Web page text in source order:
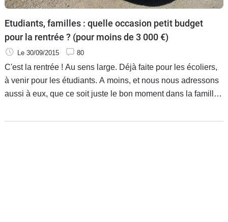
Etudiants, familles : quelle occasion petit budget
pour la rentrée ? (pour moins de 3 000 €)
Le 30/09/2015 80
C'est la rentrée ! Au sens large. Déjà faite pour les écoliers,
à venir pour les étudiants. A moins, et nous nous adressons
aussi à eux, que ce soit juste le bon moment dans la famille
En dessous de 3 000 €, quelles sont les occasions qui